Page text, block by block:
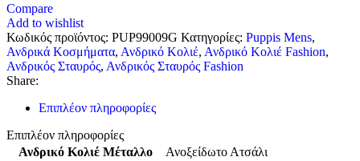
Compare
Add to wishlist
Κωδικός προϊόντος: PUP99009G Κατηγορίες: Puppis Mens,
Ανδρικά Κοσμήματα, Ανδρικό Κολιέ, Ανδρικό Κολιέ Fashion,
Ανδρικός Σταυρός, Ανδρικός Σταυρός Fashion
Share:
Επιπλέον πληροφορίες
Επιπλέον πληροφορίες
Ανδρικό Κολιέ Μέταλλο
Ανοξείδωτο Ατσάλι